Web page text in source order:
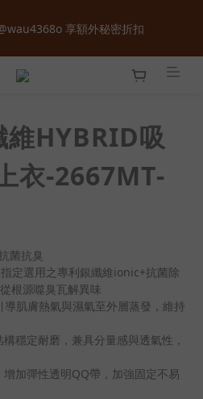
員等級最高享正價  ８  折起
享額外秘密折扣
免運 ‧ 首次加入會員立即獲得  ＄１
HYBRID吸
衣-2667MT-
菌抗臭
定選用之專利銀纖維ionic+抗菌除
根源噬臭瓦解異味
肌膚熱氣與濕氣至外層蒸發，維持
穩定耐磨，兼具分量感與透氣性，
加彈性透明QQ帶，加強固定不易